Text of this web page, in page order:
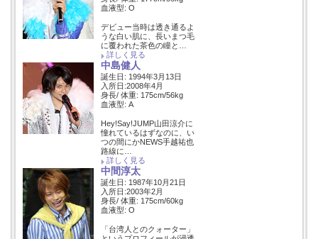
血液型: O
デビュー当時は透き通るよ
うな白い肌に、長いまつ毛
に覆われた茶色の瞳と…
詳しく見る
中島健人
誕生日: 1994年3月13日
入所日:2008年4月
身長/ 体重: 175cm/56kg
血液型: A
Hey!Say!JUMP山田涼介に
憧れているはずなのに、い
つの間にかNEWS手越祐也
路線に…
詳しく見る
中間淳太
誕生日: 1987年10月21日
入所日:2003年2月
身長/ 体重: 175cm/60kg
血液型: O
「台湾人とのクォーター」